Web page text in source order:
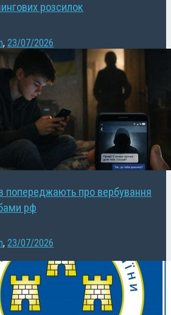
розсилок
, 23/07/2026
попереджають про вербування
рф
, 23/07/2026